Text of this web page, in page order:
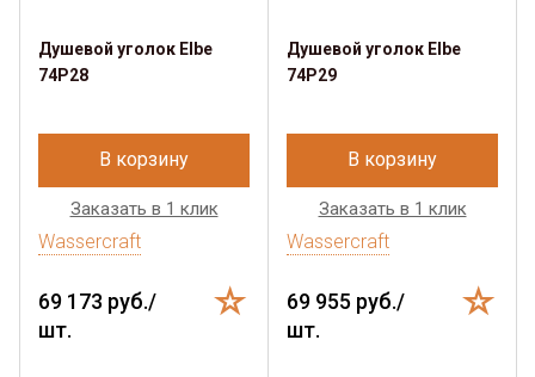
Душевой уголок Elbe
74P28
В корзину
Заказать в 1 клик
Wassercraft
69 173 руб./
шт.
Душевой уголок Elbe
74P29
В корзину
Заказать в 1 клик
Wassercraft
69 955 руб./
шт.